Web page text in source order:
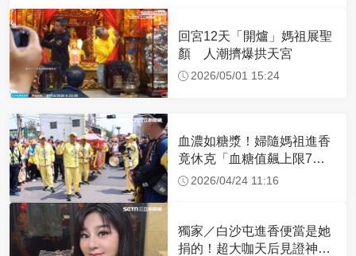
回宮12天「開爐」媽祖展聖
顏 人潮擠爆拱天宮
2026/05/01 15:24
血濃如糖漿！婦隨媽祖進香
竟休克「血糖值飆上限7
倍」 醫曝原因
2026/04/24 11:16
獨家／白沙屯進香便當是她
捐的！超大咖天后見證神